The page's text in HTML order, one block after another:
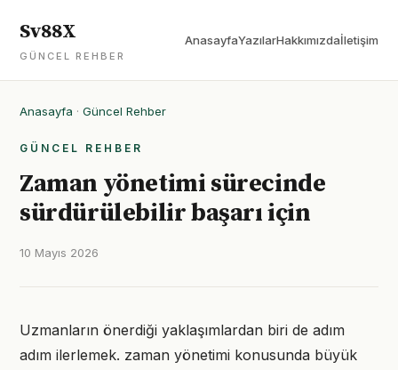
Sv88X
GÜNCEL REHBER
AnasayfaYazılarHakkımızdaİletişim
Anasayfa · Güncel Rehber
GÜNCEL REHBER
Zaman yönetimi sürecinde
sürdürülebilir başarı için
10 Mayıs 2026
Uzmanların önerdiği yaklaşımlardan biri de adım
adım ilerlemek. zaman yönetimi konusunda büyük